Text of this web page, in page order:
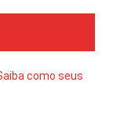
como seus